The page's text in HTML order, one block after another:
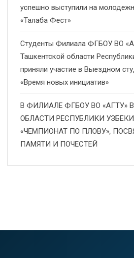
успешно выступили на
«Талаба Фест»
Студенты Филиала ФГБОУ ВО
Ташкентской области
приняли участие в Выездном
«Время новых инициатив»
В ФИЛИАЛЕ ФГБОУ ВО «АГТУ»
ОБЛАСТИ РЕСПУБЛИКИ
«ЧЕМПИОНАТ ПО ПЛОВУ»,
ПАМЯТИ И ПОЧЕСТЕЙ